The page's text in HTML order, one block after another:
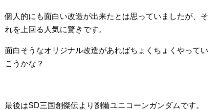
個人的にも面白い改造が出来たとは思っていましたが、そ
れを上回る人気に驚きです。
面白そうなオリジナル改造があればちょくちょくやってい
こうかな？
最後はSD三国創傑伝より劉備ユニコーンガンダムです。